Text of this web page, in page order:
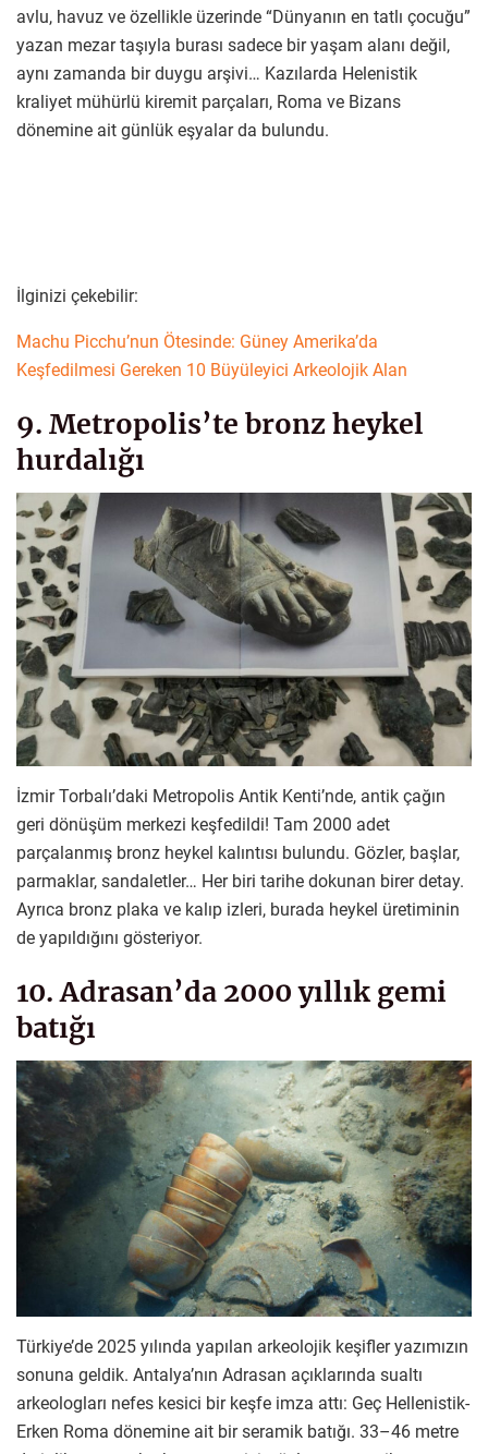
avlu, havuz ve özellikle üzerinde “Dünyanın en tatlı çocuğu”
yazan mezar taşıyla burası sadece bir yaşam alanı değil,
aynı zamanda bir duygu arşivi… Kazılarda Helenistik
kraliyet mühürlü kiremit parçaları, Roma ve Bizans
dönemine ait günlük eşyalar da bulundu.
İlginizi çekebilir:
Machu Picchu’nun Ötesinde: Güney Amerika’da
Keşfedilmesi Gereken 10 Büyüleyici Arkeolojik Alan
9. Metropolis’te bronz heykel
hurdalığı
İzmir Torbalı’daki Metropolis Antik Kenti’nde, antik çağın
geri dönüşüm merkezi keşfedildi! Tam 2000 adet
parçalanmış bronz heykel kalıntısı bulundu. Gözler, başlar,
parmaklar, sandaletler… Her biri tarihe dokunan birer detay.
Ayrıca bronz plaka ve kalıp izleri, burada heykel üretiminin
de yapıldığını gösteriyor.
10. Adrasan’da 2000 yıllık gemi
batığı
Türkiye’de 2025 yılında yapılan arkeolojik keşifler yazımızın
sonuna geldik. Antalya’nın Adrasan açıklarında sualtı
arkeologları nefes kesici bir keşfe imza attı: Geç Hellenistik-
Erken Roma dönemine ait bir seramik batığı. 33–46 metre